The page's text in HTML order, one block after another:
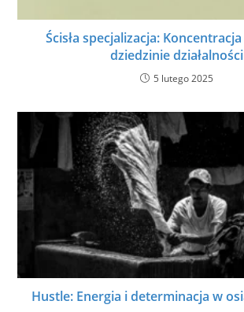
Ścisła specjalizacja:
dziedzinie działalności
5 lutego 2025
Hustle: Energia i determinacja w